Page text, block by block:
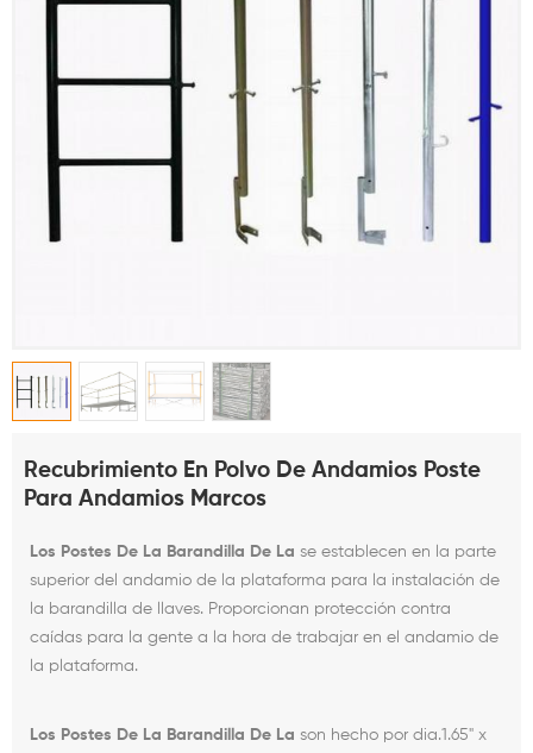
Recubrimiento En Polvo De Andamios Poste
Para Andamios Marcos
Los Postes De La Barandilla De La se establecen en la parte
superior del andamio de la plataforma para la instalación de
la barandilla de llaves. Proporcionan protección contra
caídas para la gente a la hora de trabajar en el andamio de
la plataforma.
Los Postes De La Barandilla De La son hecho por dia.1.65" x